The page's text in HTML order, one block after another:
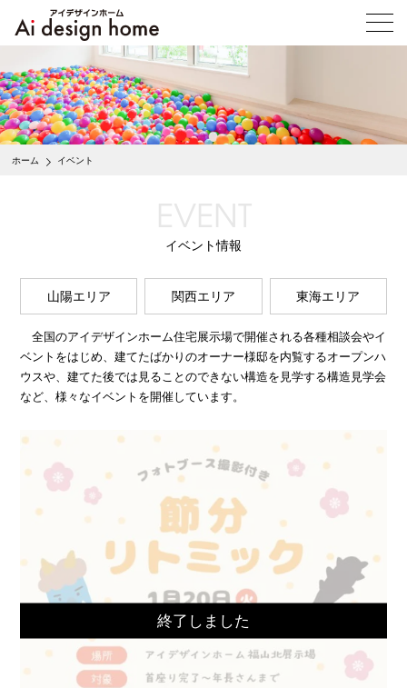
メ
ニ
ュ
ホーム イベント
EVENT
イベント情報
山陽エリア 関西エリア 東海エリア
全国のアイデザインホーム住宅展示場で開催される各種相談会やイ
ベントをはじめ、建てたばかりのオーナー様邸を内覧するオープンハ
ウスや、建てた後では見ることのできない構造を見学する構造見学会
など、様々なイベントを開催しています。